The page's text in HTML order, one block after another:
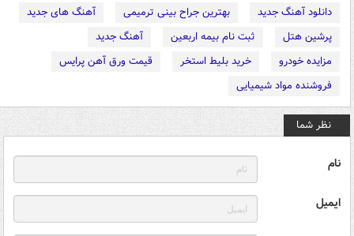
دانلود آهنگ جدید
بهترین جراح بینی ترمیمی
آهنگ های جدید
پرشین هتل
ثبت نام بیمه اربعین
آهنگ جدید
مزایده خودرو
خرید بلیط استخر
قیمت ورق آهن پرایس
فروشنده مواد شیمیایی
نظر شما
نام
ایمیل